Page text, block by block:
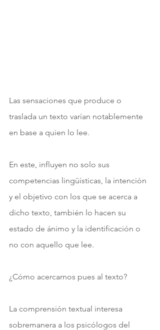
Las sensaciones que produce o
traslada un texto varían notablemente
en base a quien lo lee.
En este, influyen no solo sus
competencias lingüísticas, la intención
y el objetivo con los que se acerca a
dicho texto, también lo hacen su
estado de ánimo y la identificación o
no con aquello que lee.
¿Cómo acercarnos pues al texto?
La comprensión textual interesa
sobremanera a los psicólogos del